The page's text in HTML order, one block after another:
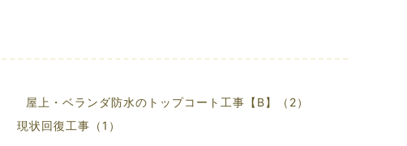
屋上・ベランダ防水のトップコート工事【B】（2）
現状回復工事（1）